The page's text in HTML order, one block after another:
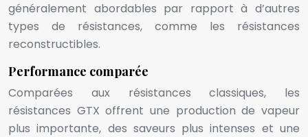
généralement abordables par rapport à d’autres
types de résistances, comme les résistances
reconstructibles.
Performance comparée
Comparées aux résistances classiques, les
résistances GTX offrent une production de vapeur
plus importante, des saveurs plus intenses et une